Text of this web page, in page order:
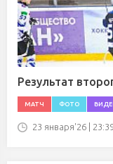
Результат
МАТЧ ФОТО
23 января'26 |